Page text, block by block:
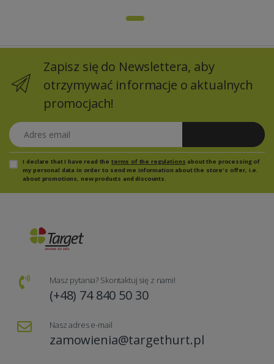
Zapisz się do Newslettera, aby
otrzymywać informacje o aktualnych
promocjach!
Adres email
I declare that I have read the terms of the regulations about the processing of
my personal data in order to send me information about the store's offer, i.e.
about promotions, new products and discounts.
Masz pytania? Skontaktuj się z nami!
(+48) 74 840 50 30
Nasz adres e-mail
zamowienia@targethurt.pl